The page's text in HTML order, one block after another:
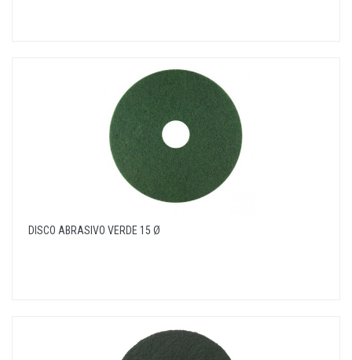
DISCO ABRASIVO VERDE 15 Ø